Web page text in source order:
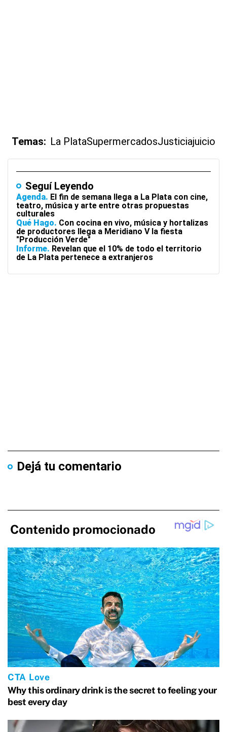
Temas: La PlataSupermercadosJusticiajuicio
Seguí Leyendo
Agenda El fin de semana llega a La Plata con cine,
teatro, música y arte entre otras propuestas
culturales
Qué Hago Con cocina en vivo, música y hortalizas
de productores llega a Meridiano V la fiesta
"Producción Verde"
Informe Revelan que el 10% de todo el territorio
de La Plata pertenece a extranjeros
Dejá tu comentario